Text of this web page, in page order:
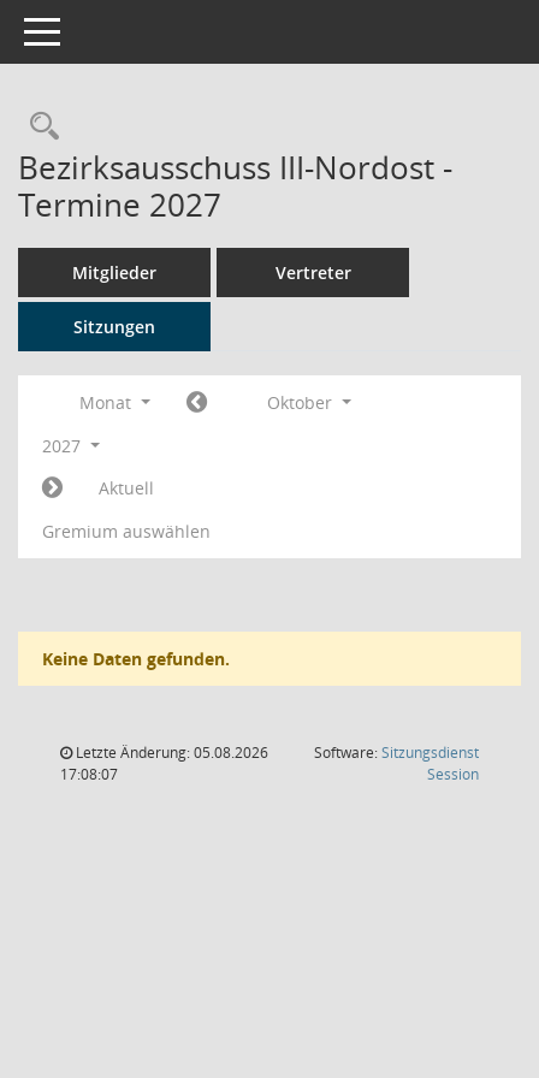
Toggle navigation
Rechercheauswahl
Bezirksausschuss III-Nordost -
Termine 2027
Mitglieder Vertreter
Sitzungen
Monat
Oktober
2027
Aktuell
Gremium auswählen
Keine Daten gefunden.
Letzte Änderung: 05.08.2026
17:08:07
Software:Sitzungsdienst
Session(Wird in